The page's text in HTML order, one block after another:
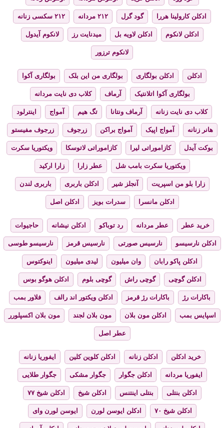
ادکلن کارولینا هررا گود گرل ۲۱۲ مردانه ۲۱۲ سکسی زنانه
ادکلن لانکوم ادکلن لاویه بل میدنایت رز لانکوم آیدول
لانکوم ترزور
ادکلن ادکلن بولگاری بولگاری من این بلک بولگاری آکوا
بولگاری آکوا اتلانتیک آرماف کلاب دی نایت مردانه
کلاب دی نایت زنانه آرماف ونتانا تگ هیم آمواج اینترلود
هانر زنانه آمواج اپیک آمواج براکن زرجوف زرجوف مفیستو
بوکت آیدل کازاموراتی لیرا کازاموراتی لاتوسکا ویکتوریا سکرت
ویکتوریا سکرت بامب شل عطر زارا زارا ارکید
زارا بلو من اسپریت آنجلز شیر ادکلن باربری باربری لندن
ادکلن مانسرا سدرات بویز ادکلن اصل
خرید عطر عطر مردانه رد توباکو ادکلن نیشانه حاجیوات
ادکلن نارسیسو نارسیس صورتی نارسیس قرمز نارسیسو طوسی
ادکلن پاکو رابان وان میلیون لیدی میلیون اینوکتوس
ادکلن گوچی گوچی راش گوچی بلوم ادکلن هوگو بوس
باکارات رژ باکارات رژ قرمز ادکلن ویکتور اند رالف فلاور بمب
اسپایس بمب ادکلن مون بلان مون بلان لجند مون بلان اکسپلورر
عطر اصل
خرید ادکلن ادکلن زنانه ادکلن کلوین کلین ایفوریا زنانه
ایفوریا مردانه ادکلن جگوار جگوار مشکی جگوار طلایی
ادکلن بنتلی بنتلی اینتنس ادکلن شیخ ادکلن شیخ ۷۷
ادکلن شیخ ۷۰ ادکلن ایوسن لورن ایوسن لورن وای